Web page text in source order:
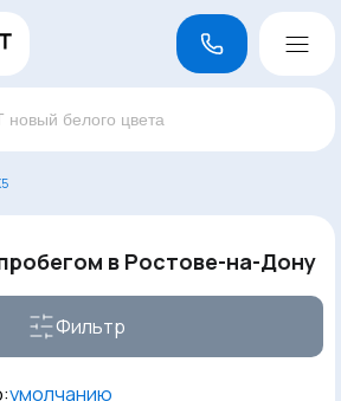
в Ростове-на-Дону
Фильтр
умолчанию